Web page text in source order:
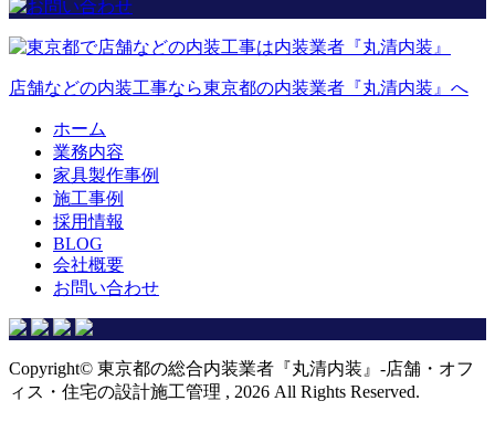
店舗などの内装工事なら東京都の内装業者『丸清内装』へ
ホーム
業務内容
家具製作事例
施工事例
採用情報
BLOG
会社概要
お問い合わせ
Copyright© 東京都の総合内装業者『丸清内装』-店舗・オフ
ィス・住宅の設計施工管理 , 2026 All Rights Reserved.